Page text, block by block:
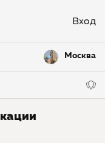
Вход
Москва